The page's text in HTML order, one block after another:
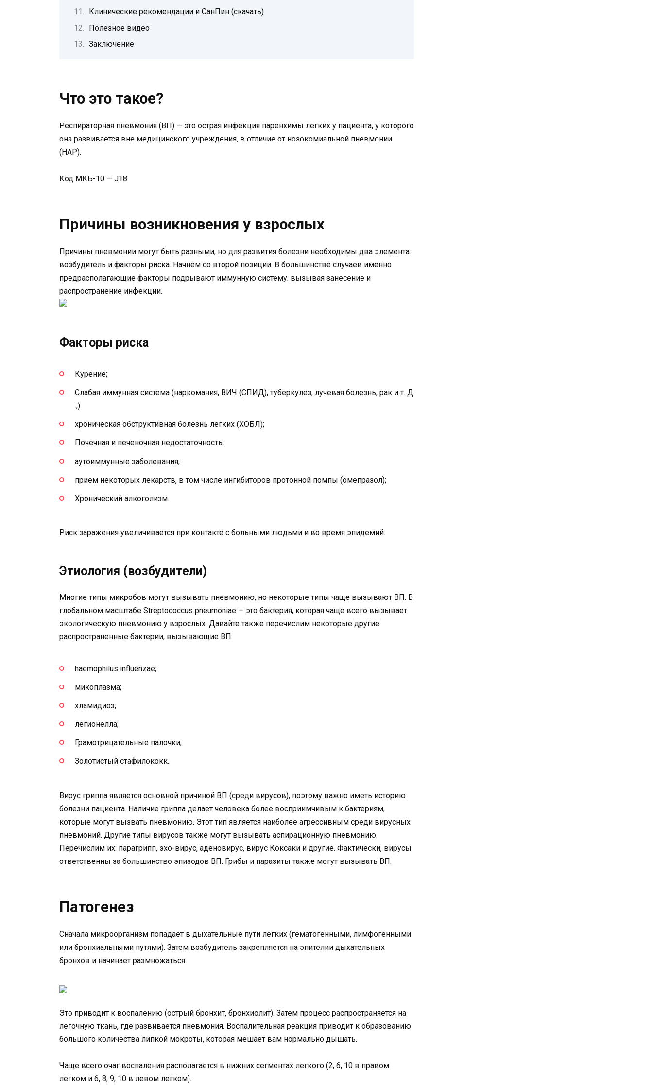
Клинические рекомендации и СанПин (скачать)
Полезное видео
Заключение
Что это такое?
Респираторная пневмония (ВП) — это острая инфекция паренхимы легких у пациента, у которого
она развивается вне медицинского учреждения, в отличие от нозокомиальной пневмонии
(НАР).
Код МКБ-10 — J18.
Причины возникновения у взрослых
Причины пневмонии могут быть разными, но для развития болезни необходимы два элемента:
возбудитель и факторы риска. Начнем со второй позиции. В большинстве случаев именно
предрасполагающие факторы подрывают иммунную систему, вызывая занесение и
распространение инфекции.
Факторы риска
Курение;
Слабая иммунная система (наркомания, ВИЧ (СПИД), туберкулез, лучевая болезнь, рак и т. Д
.;)
хроническая обструктивная болезнь легких (ХОБЛ);
Почечная и печеночная недостаточность;
аутоиммунные заболевания;
прием некоторых лекарств, в том числе ингибиторов протонной помпы (омепразол);
Хронический алкоголизм.
Риск заражения увеличивается при контакте с больными людьми и во время эпидемий.
Этиология (возбудители)
Многие типы микробов могут вызывать пневмонию, но некоторые типы чаще вызывают ВП. В
глобальном масштабе Streptococcus pneumoniae — это бактерия, которая чаще всего вызывает
экологическую пневмонию у взрослых. Давайте также перечислим некоторые другие
распространенные бактерии, вызывающие ВП:
haemophilus influenzae;
микоплазма;
хламидиоз;
легионелла;
Грамотрицательные палочки;
Золотистый стафилококк.
Вирус гриппа является основной причиной ВП (среди вирусов), поэтому важно иметь историю
болезни пациента. Наличие гриппа делает человека более восприимчивым к бактериям,
которые могут вызвать пневмонию. Этот тип является наиболее агрессивным среди вирусных
пневмоний. Другие типы вирусов также могут вызывать аспирационную пневмонию.
Перечислим их: парагрипп, эхо-вирус, аденовирус, вирус Коксаки и другие. Фактически, вирусы
ответственны за большинство эпизодов ВП. Грибы и паразиты также могут вызывать ВП.
Патогенез
Сначала микроорганизм попадает в дыхательные пути легких (гематогенными, лимфогенными
или бронхиальными путями). Затем возбудитель закрепляется на эпителии дыхательных
бронхов и начинает размножаться.
Это приводит к воспалению (острый бронхит, бронхиолит). Затем процесс распространяется на
легочную ткань, где развивается пневмония. Воспалительная реакция приводит к образованию
большого количества липкой мокроты, которая мешает вам нормально дышать.
Чаще всего очаг воспаления располагается в нижних сегментах легкого (2, 6, 10 в правом
легком и 6, 8, 9, 10 в левом легком).